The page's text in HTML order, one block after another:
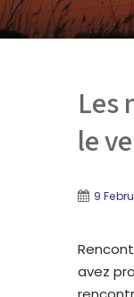
Les
le
9
avez